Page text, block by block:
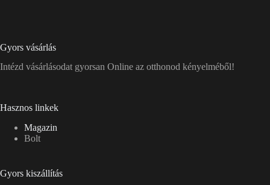
Gyors vásárlás
Intézd vásárlásodat gyorsan Online az otthonod kényelméből!
Hasznos linkek
Magazin
Bolt
Gyors kiszállítás